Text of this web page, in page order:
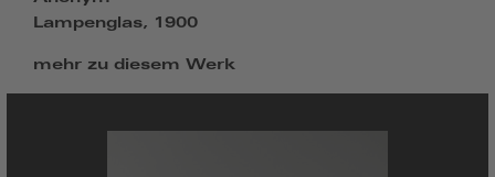
Lampenglas, 1900
mehr zu diesem Werk